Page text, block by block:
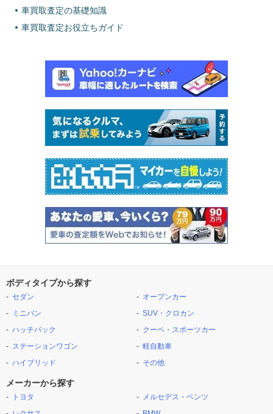
車買取査定の基礎知識
車買取査定お役立ちガイド
ボディタイプから探す
セダン
ミニバン
ハッチバック
ステーションワゴン
ハイブリッド
オープンカー
SUV・クロカン
クーペ・スポーツカー
軽自動車
その他
メーカーから探す
トヨタ
メルセデス・ベンツ